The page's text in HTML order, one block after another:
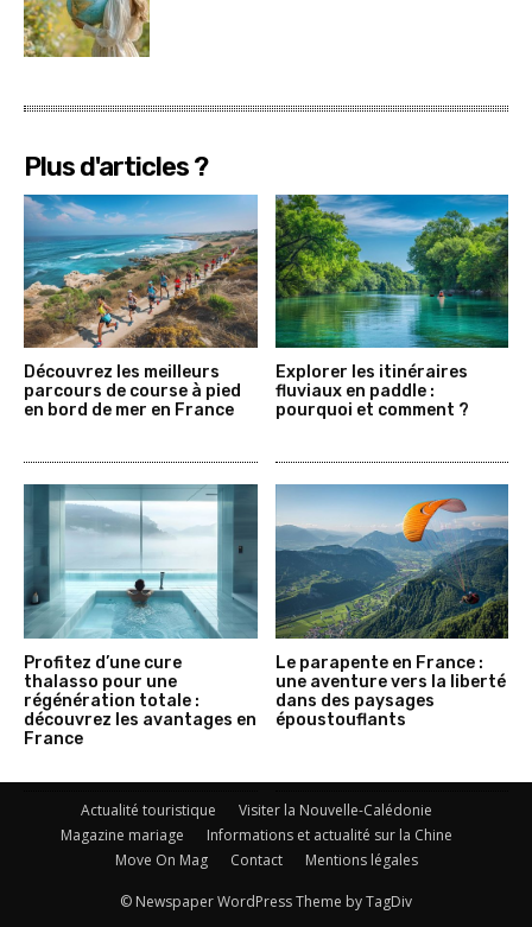
Plus d'articles ?
Découvrez les meilleurs
parcours de course à pied
en bord de mer en France
Explorer les itinéraires
fluviaux en paddle :
pourquoi et comment ?
Profitez d’une cure
thalasso pour une
régénération totale :
découvrez les avantages en
France
Le parapente en France :
une aventure vers la liberté
dans des paysages
époustouflants
Actualité touristique
Visiter la Nouvelle-Calédonie
Magazine mariage
Informations et actualité sur la Chine
Move On Mag
Contact Mentions légales
© Newspaper WordPress Theme by TagDiv